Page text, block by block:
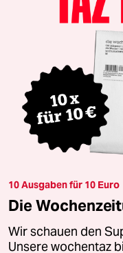
10 Ausgaben für 10 Euro
Die
Wir schauen den
Unsere wochentaz